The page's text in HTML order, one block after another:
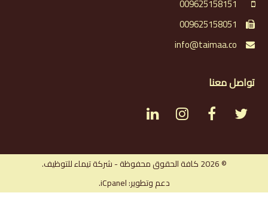
009625158151
009625158051
info@taimaa.co
تواصل معنا
t
c
e
I
s
t
L
n
k
© 2026 كافة الحقوق محفوظة - شركة تيماء للتوظيف.
دعم وتطوير: iCpanel.